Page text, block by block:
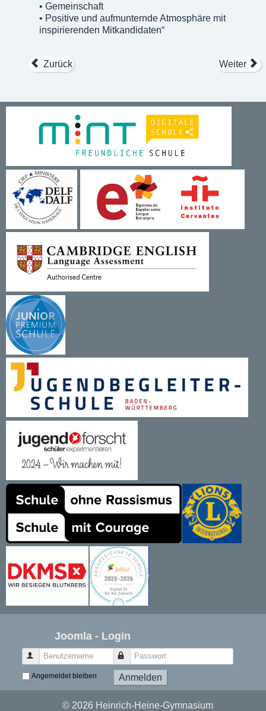
• Gemeinschaft
• Positive und aufmunternde Atmosphäre mit
inspirierenden Mitkandidaten“
Zurück Weiter
Joomla - Login
Benutzername Passwort
Angemeldet bleiben Anmelden
© 2026 Heinrich-Heine-Gymnasium